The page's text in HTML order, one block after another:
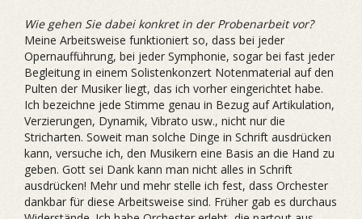
Wie gehen Sie dabei konkret in der Probenarbeit vor?
Meine Arbeitsweise funktioniert so, dass bei jeder
Opernaufführung, bei ­jeder Symphonie, sogar bei fast jeder
Begleitung in einem Solistenkonzert ­Notenmaterial auf den
Pulten der Musiker liegt, das ich vorher eingerichtet habe.
Ich bezeichne jede Stimme genau in Bezug auf Artikulation,
Verzierungen, Dynamik, Vibrato usw., nicht nur die
Stricharten. Soweit man solche Dinge in Schrift ausdrücken
kann, versuche ich, den Musikern eine Basis an die Hand zu
geben. Gott sei Dank kann man nicht alles in Schrift
ausdrücken! Mehr und mehr stelle ich fest, dass Orchester
dankbar für diese Arbeitsweise sind. Früher gab es durchaus